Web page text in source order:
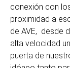
conexión con
proximidad a
de AVE, desde
alta velocidad
puerta de